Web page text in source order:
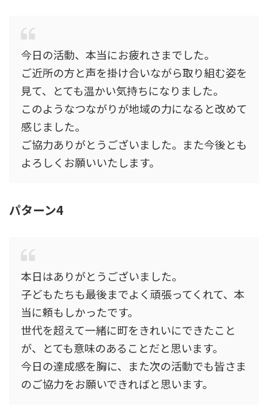
今日の活動、本当にお疲れさまでした。
ご近所の方と声を掛け合いながら取り組む姿を
見て、とても温かい気持ちになりました。
このようなつながりが地域の力になると改めて
感じました。
ご協力ありがとうございました。また今後とも
よろしくお願いいたします。
パターン4
本日はありがとうございました。
子どもたちも最後までよく頑張ってくれて、本
当に頼もしかったです。
世代を超えて一緒に町をきれいにできたこと
が、とても意味のあることだと思います。
今日の達成感を胸に、また次の活動でも皆さま
のご協力をお願いできればと思います。